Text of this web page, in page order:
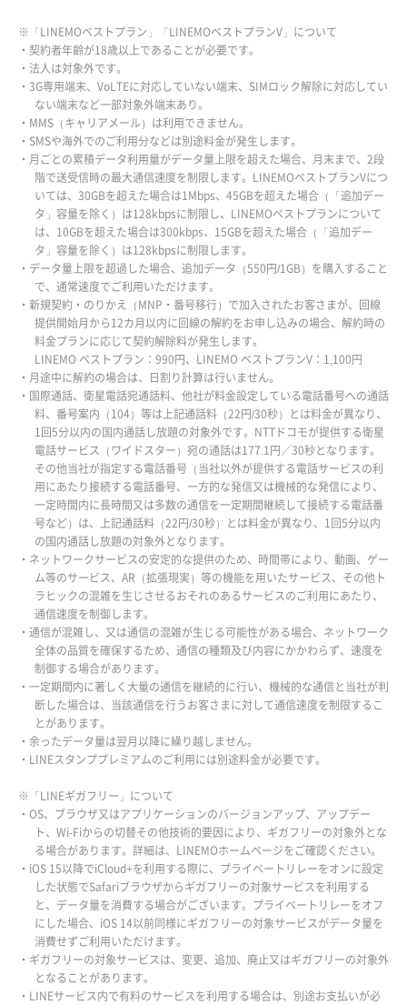
※「LINEMOベストプラン」「LINEMOベストプランV」について
・契約者年齢が18歳以上であることが必要です。
・法人は対象外です。
・3G専用端末、VoLTEに対応していない端末、SIMロック解除に対応してい
ない端末など一部対象外端末あり。
・MMS（キャリアメール）は利用できません。
・SMSや海外でのご利用分などは別途料金が発生します。
・月ごとの累積データ利用量がデータ量上限を超えた場合、月末まで、2段
階で送受信時の最大通信速度を制限します。LINEMOベストプランVにつ
いては、30GBを超えた場合は1Mbps、45GBを超えた場合（「追加デー
タ」容量を除く）は128kbpsに制限し、LINEMOベストプランについて
は、10GBを超えた場合は300kbps、15GBを超えた場合（「追加デー
タ」容量を除く）は128kbpsに制限します。
・データ量上限を超過した場合、追加データ（550円/1GB）を購入すること
で、通常速度でご利用いただけます。
・新規契約・のりかえ（MNP・番号移行）で加入されたお客さまが、回線
提供開始月から12カ月以内に回線の解約をお申し込みの場合、解約時の
料金プランに応じて契約解除料が発生します。
LINEMO ベストプラン：990円、LINEMO ベストプランV：1,100円
・月途中に解約の場合は、日割り計算は行いません。
・国際通話、衛星電話宛通話料、他社が料金設定している電話番号への通話
料、番号案内（104）等は上記通話料（22円/30秒）とは料金が異なり、
1回5分以内の国内通話し放題の対象外です。NTTドコモが提供する衛星
電話サービス（ワイドスター）宛の通話は177.1円／30秒となります。
その他当社が指定する電話番号（当社以外が提供する電話サービスの利
用にあたり接続する電話番号、一方的な発信又は機械的な発信により、
一定時間内に長時間又は多数の通信を一定期間継続して接続する電話番
号など）は、上記通話料（22円/30秒）とは料金が異なり、1回5分以内
の国内通話し放題の対象外となります。
・ネットワークサービスの安定的な提供のため、時間帯により、動画、ゲー
ム等のサービス、AR（拡張現実）等の機能を用いたサービス、その他ト
ラヒックの混雑を生じさせるおそれのあるサービスのご利用にあたり、
通信速度を制御します。
・通信が混雑し、又は通信の混雑が生じる可能性がある場合、ネットワーク
全体の品質を確保するため、通信の種類及び内容にかかわらず、速度を
制御する場合があります。
・一定期間内に著しく大量の通信を継続的に行い、機械的な通信と当社が判
断した場合は、当該通信を行うお客さまに対して通信速度を制限するこ
とがあります。
・余ったデータ量は翌月以降に繰り越しません。
・LINEスタンププレミアムのご利用には別途料金が必要です。
※「LINEギガフリー」について
・OS、ブラウザ又はアプリケーションのバージョンアップ、アップデー
ト、Wi-Fiからの切替その他技術的要因により、ギガフリーの対象外とな
る場合があります。詳細は、LINEMOホームページをご確認ください。
・iOS 15以降でiCloud+を利用する際に、プライベートリレーをオンに設定
した状態でSafariブラウザからギガフリーの対象サービスを利用する
と、データ量を消費する場合がございます。プライベートリレーをオフ
にした場合、iOS 14以前同様にギガフリーの対象サービスがデータ量を
消費せずご利用いただけます。
・ギガフリーの対象サービスは、変更、追加、廃止又はギガフリーの対象外
となることがあります。
・LINEサービス内で有料のサービスを利用する場合は、別途お支払いが必